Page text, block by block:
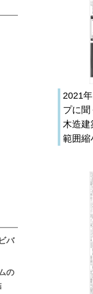
2021
プに聞
木造建
範囲縮
バ
の